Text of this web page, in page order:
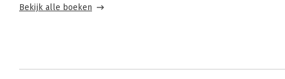
Bekijk alle boeken